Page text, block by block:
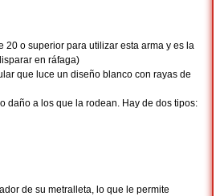
20 o superior para utilizar esta arma y es la
en ráfaga)
que luce un diseño blanco con rayas de
daño a los que la rodean. Hay de dos tipos:
de su metralleta, lo que le permite